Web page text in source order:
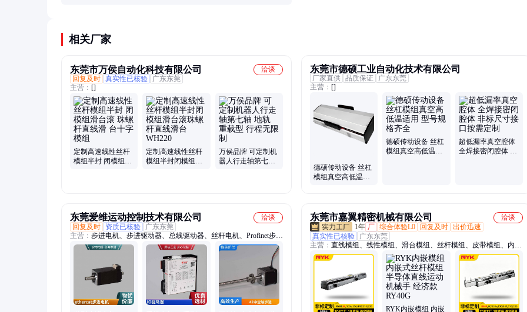
相关厂家
东莞市万侯自动化科技有限公司
洽谈
回复及时 真实性已核验
广东东莞
主营： []
定制高速线性丝杆
模组半封 闭模组滑
定制高速线性丝杆
模组半封闭模组滑
万侯品牌 可定制机
器人行走轴第七轴
东莞市德硕工业自动化技术有限公司
厂家直供 品质保证
广东东莞
主营： []
德硕传动设备 丝杠
模组真空高低温适
德硕传动设备 丝杠
模组真空高低温适
超低漏率真空腔体
全焊接密闭腔体 非
东莞爱维运动控制技术有限公司
洽谈
回复及时
资质已核验
广东东莞
主营： 步进电机、步进驱动器、总线驱动器、丝杆电机、Profinet步进
电机、总线步进
东莞市嘉翼精密机械有限公司
洽谈
1年 厂 综合体验L0 回复及时 出价迅速
真实性已核验
广东东莞
主营： 直线模组、线性模组、滑台模组、丝杆模组、皮带模组、内嵌
模组、KK模组、齿轮齿条模组、滑台、直角坐标机械手、机械手
RYK内嵌模组 内嵌